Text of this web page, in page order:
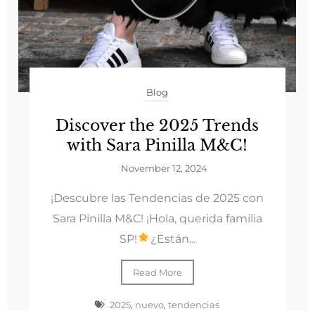
Blog
Discover the 2025 Trends
with Sara Pinilla M&C!
November 12, 2024
¡Descubre las Tendencias de 2025 con
Sara Pinilla M&C! ¡Hola, querida familia
SP!
¿Están...
Read More
2025, nuevo, tendencias